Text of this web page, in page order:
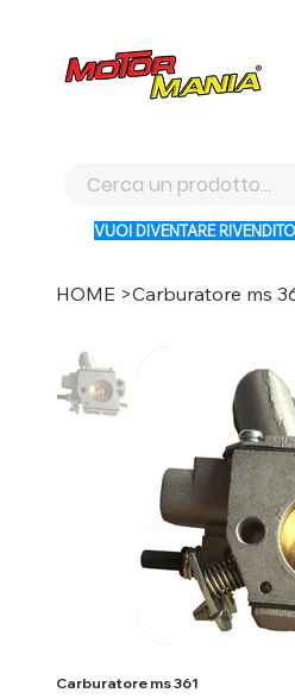
VUOI DIVENTARE
HOME >Carburatore ms
Carburatore ms 361